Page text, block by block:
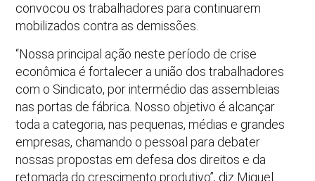
convocou os trabalhadores para continuarem
mobilizados contra as demissões.
“Nossa principal ação neste período de crise
econômica é fortalecer a união dos trabalhadores
com o Sindicato, por intermédio das assembleias
nas portas de fábrica. Nosso objetivo é alcançar
toda a categoria, nas pequenas, médias e grandes
empresas, chamando o pessoal para debater
nossas propostas em defesa dos direitos e da
retomada do crescimento produtivo”, diz Miguel